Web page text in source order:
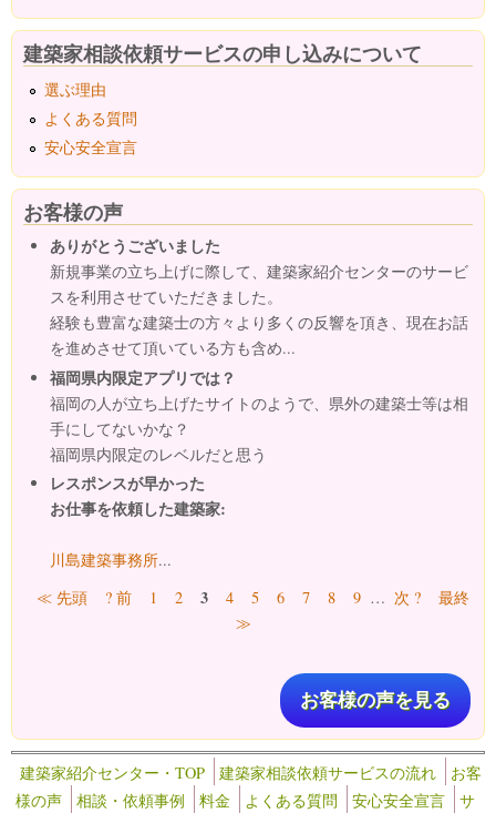
建築家相談依頼サービスの申し込みについて
選ぶ理由
よくある質問
安心安全宣言
お客様の声
ありがとうございました
新規事業の立ち上げに際して、建築家紹介センターのサービ
スを利用させていただきました。
経験も豊富な建築士の方々より多くの反響を頂き、現在お話
を進めさせて頂いている方も含め...
福岡県内限定アプリでは？
福岡の人が立ち上げたサイトのようで、県外の建築士等は相
手にしてないかな？
福岡県内限定のレベルだと思う
レスポンスが早かった
お仕事を依頼した建築家:
川島建築事務所...
ページ
≪ 先頭 ? 前 1 2 3 4 5 6 7 8 9 … 次 ?
最終
≫
お客様の声を見る
建築家紹介センター・TOP 建築家相談依頼サービスの流れ
お客
様の声
相談・依頼事例 料金 よくある質問 安心安全宣言
サ